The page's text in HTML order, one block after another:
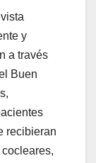
y
a través
Buen
recibieran